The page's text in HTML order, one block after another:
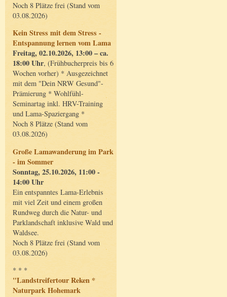
Noch 8 Plätze frei (Stand vom
03.08.2026)
Kein Stress mit dem Stress -
Entspannung lernen vom Lama
Freitag, 02.10.2026, 13:00 – ca.
18:00 Uhr, (Frühbucherpreis bis 6
Wochen vorher) * Ausgezeichnet
mit dem "Dein NRW Gesund"-
Prämierung * Wohlfühl-
Seminartag inkl. HRV-Training
und Lama-Spaziergang *
Noch 8 Plätze (Stand vom
03.08.2026)
Große Lamawanderung im Park
- im Sommer
Sonntag, 25.10.2026, 11:00 -
14:00 Uhr
Ein entspanntes Lama-Erlebnis
mit viel Zeit und einem großen
Rundweg durch die Natur- und
Parklandschaft inklusive Wald und
Waldsee.
Noch 8 Plätze frei (Stand vom
03.08.2026)
* * *
"Landstreifertour Reken *
Naturpark Hohemark